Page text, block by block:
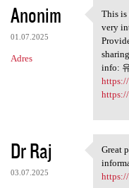
Anonim
01.07.2025
Adres
This
This is
very
info:
Dr Raj
03.07.2025
Great
Great